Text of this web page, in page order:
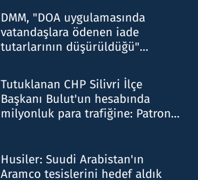
DMM, "DOA uygulamasında
vatandaşlara ödenen iade
tutarlarının düşürüldüğü"
Tutuklanan CHP Silivri İlçe
Başkanı Bulut'un hesabında
milyonluk para trafiğine: Patron
Husiler: Suudi Arabistan'ın
Aramco tesislerini hedef aldık